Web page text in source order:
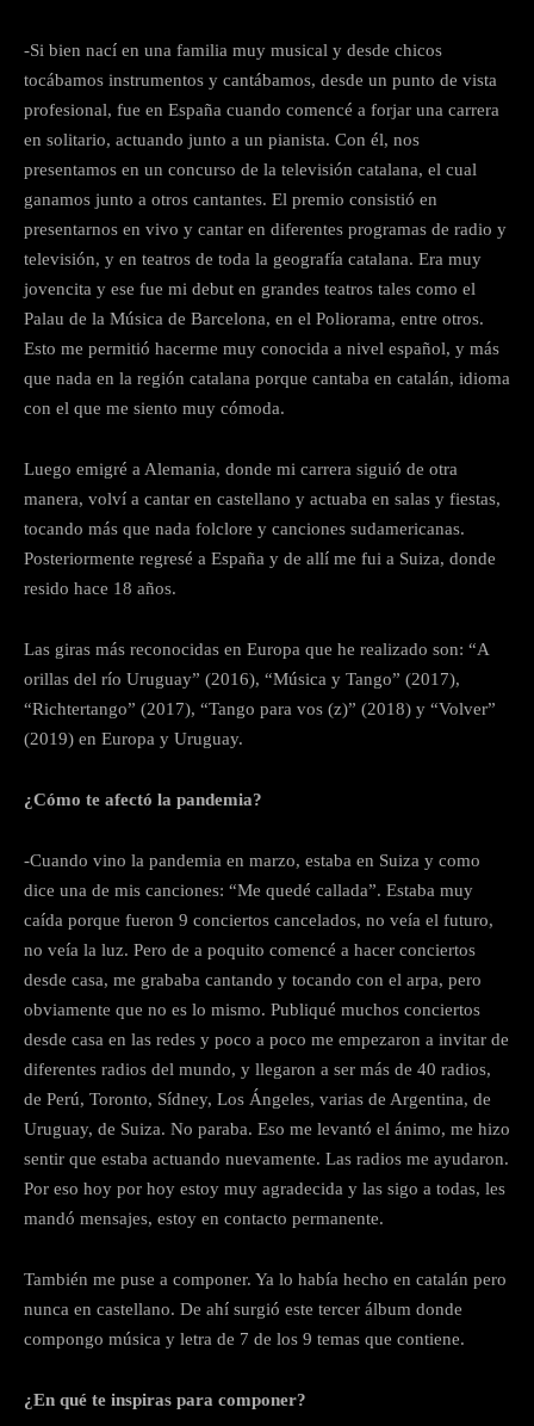
-Si bien nací en una familia muy musical y desde chicos
tocábamos instrumentos y cantábamos, desde un punto de vista
profesional, fue en España cuando comencé a forjar una carrera
en solitario, actuando junto a un pianista. Con él, nos
presentamos en un concurso de la televisión catalana, el cual
ganamos junto a otros cantantes. El premio consistió en
presentarnos en vivo y cantar en diferentes programas de radio y
televisión, y en teatros de toda la geografía catalana. Era muy
jovencita y ese fue mi debut en grandes teatros tales como el
Palau de la Música de Barcelona, en el Poliorama, entre otros.
Esto me permitió hacerme muy conocida a nivel español, y más
que nada en la región catalana porque cantaba en catalán, idioma
con el que me siento muy cómoda.
Luego emigré a Alemania, donde mi carrera siguió de otra
manera, volví a cantar en castellano y actuaba en salas y fiestas,
tocando más que nada folclore y canciones sudamericanas.
Posteriormente regresé a España y de allí me fui a Suiza, donde
resido hace 18 años.
Las giras más reconocidas en Europa que he realizado son: “A
orillas del río Uruguay” (2016), “Música y Tango” (2017),
“Richtertango” (2017), “Tango para vos (z)” (2018) y “Volver”
(2019) en Europa y Uruguay.
¿Cómo te afectó la pandemia?
-Cuando vino la pandemia en marzo, estaba en Suiza y como
dice una de mis canciones: “Me quedé callada”. Estaba muy
caída porque fueron 9 conciertos cancelados, no veía el futuro,
no veía la luz. Pero de a poquito comencé a hacer conciertos
desde casa, me grababa cantando y tocando con el arpa, pero
obviamente que no es lo mismo. Publiqué muchos conciertos
desde casa en las redes y poco a poco me empezaron a invitar de
diferentes radios del mundo, y llegaron a ser más de 40 radios,
de Perú, Toronto, Sídney, Los Ángeles, varias de Argentina, de
Uruguay, de Suiza. No paraba. Eso me levantó el ánimo, me hizo
sentir que estaba actuando nuevamente. Las radios me ayudaron.
Por eso hoy por hoy estoy muy agradecida y las sigo a todas, les
mandó mensajes, estoy en contacto permanente.
También me puse a componer. Ya lo había hecho en catalán pero
nunca en castellano. De ahí surgió este tercer álbum donde
compongo música y letra de 7 de los 9 temas que contiene.
¿En qué te inspiras para componer?